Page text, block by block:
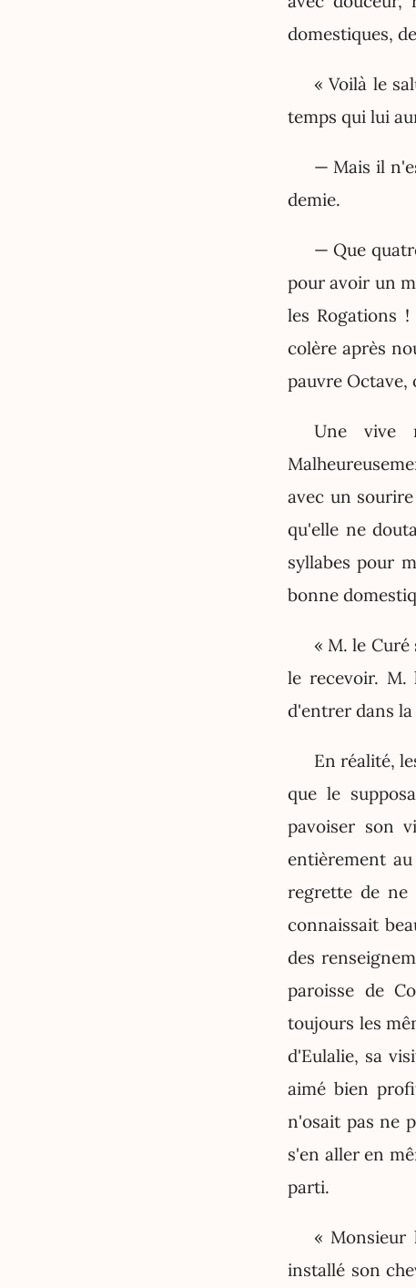
domestiques,
« Voilà le
temps qui lui
— Mais il
demie.
— Que
pour avoir un
les Rogations
colère après
pauvre Octave,
Une vive
avec un
qu'elle ne
syllabes pour
bonne
« M. le
le recevoir. M.
d'entrer dans la
En réalité,
que le
pavoiser son
entièrement
regrette de ne
connaissait
des
paroisse de
toujours les
d'Eulalie, sa
aimé bien
n'osait pas ne
s'en aller en
parti.
«
installé son